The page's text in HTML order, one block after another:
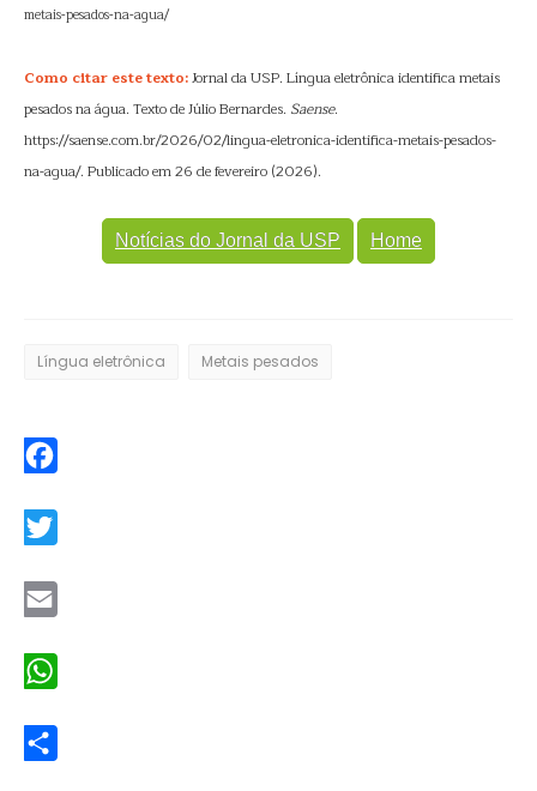
metais-pesados-na-agua/
Como citar este texto:Jornal da USP. Língua eletrônica identifica metais
pesados na água. Texto de Júlio Bernardes. Saense.
https://saense.com.br/2026/02/lingua-eletronica-identifica-metais-pesados-
na-agua/. Publicado em 26 de fevereiro (2026).
Notícias do Jornal da USP Home
Língua eletrônica Metais pesados